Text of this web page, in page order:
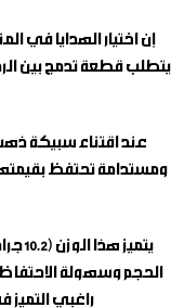
إن اختيار الهدايا في
يتطلب قطعة تدمج بين
عند اقتناء سبيكة ذهب 10.2 جرام قلب
ومستدامة تحتفظ
الحجم وسهولة الاحتفاظ
راغبي التميز